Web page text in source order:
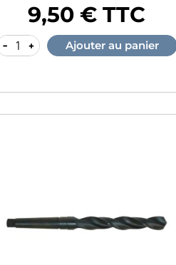
9,50 € TTC
- + Ajouter au panier